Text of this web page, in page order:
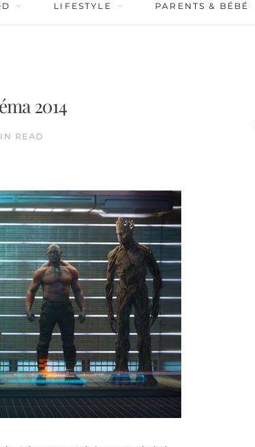
LIFESTYLE PARENTS & BÉBÉ
2014
READ